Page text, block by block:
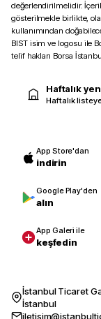
değerlendirilmelidir.
gösterilmekle birlikte,
kullanımından
BIST isim ve logosu ile
telif hakları Borsa
Haftalık
Haftalık
App Store'dan
indirin
Google Play'den
alın
App Galeri ile
keşfedin
İstanbul Ticaret
İstanbul